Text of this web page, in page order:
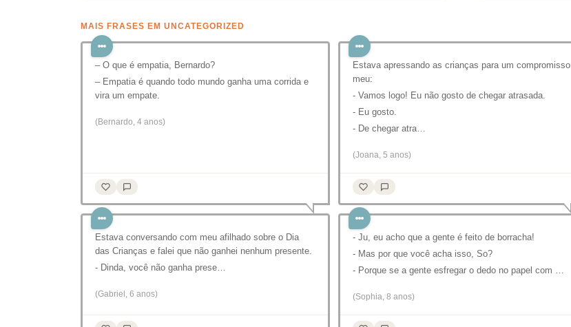
MAIS FRASES EM UNCATEGORIZED
– O que é empatia, Bernardo?
– Empatia é quando todo mundo ganha uma corrida e
vira um empate.
(Bernardo, 4 anos)
Estava apressando as crianças para um compromisso
meu:
- Vamos logo! Eu não gosto de chegar atrasada.
- Eu gosto.
- De chegar atra…
(Joana, 5 anos)
Estava conversando com meu afilhado sobre o Dia
das Crianças e falei que não ganhei nenhum presente.
- Dinda, você não ganha prese…
(Gabriel, 6 anos)
- Ju, eu acho que a gente é feito de borracha!
- Mas por que você acha isso, So?
- Porque se a gente esfregar o dedo no papel com …
(Sophia, 8 anos)